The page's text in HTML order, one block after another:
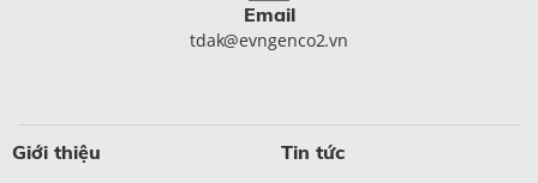
Email
tdak@evngenco2.vn
Giới thiệu Tin tức